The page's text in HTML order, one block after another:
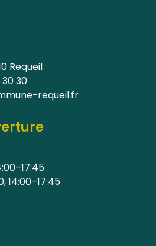
Requeil
30
requeil.fr
14:00–17:45